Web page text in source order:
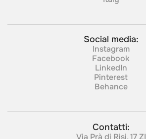
Social media:
Instagram
Facebook
LinkedIn
Pinterest
Behance
Contatti:
Via Prà di Risi, 17 ZI